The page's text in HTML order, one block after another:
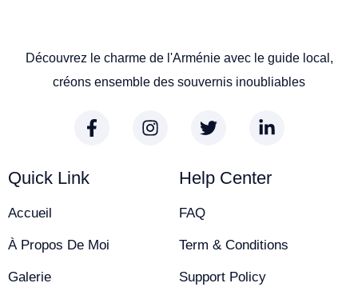
Découvrez le charme de l'Arménie avec le guide local,
créons ensemble des souvernis inoubliables
Quick Link
Accueil
À Propos De Moi
Galerie
Help Center
FAQ
Term & Conditions
Support Policy